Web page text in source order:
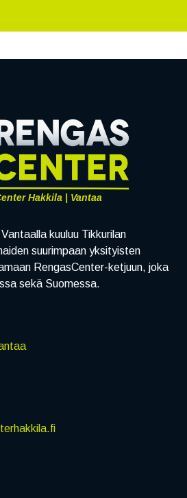
Hakkila | Vantaa
kuuluu Tikkurilan
suurimpaan yksityisten
RengasCenter-ketjuun, joka
sekä Suomessa.